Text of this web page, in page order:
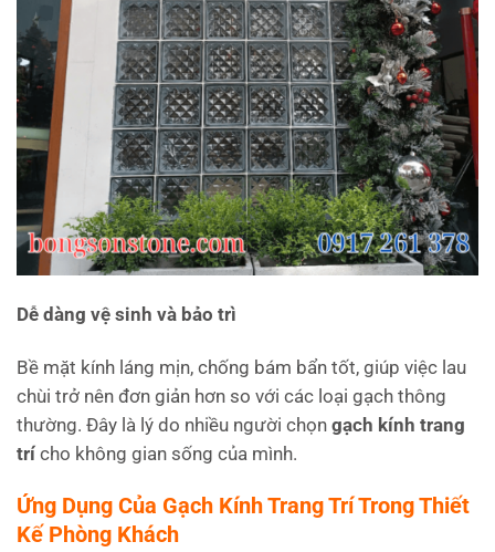
Dễ dàng vệ sinh và bảo trì
Bề mặt kính láng mịn, chống bám bẩn tốt, giúp việc lau
chùi trở nên đơn giản hơn so với các loại gạch thông
thường. Đây là lý do nhiều người chọn gạch kính trang
trí cho không gian sống của mình.
Ứng Dụng Của Gạch Kính Trang Trí Trong Thiết
Kế Phòng Khách